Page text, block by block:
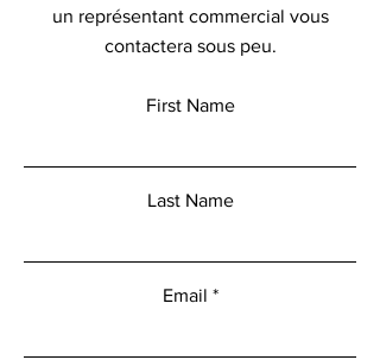
un représentant commercial vous
contactera sous peu.
First Name
Last Name
Email